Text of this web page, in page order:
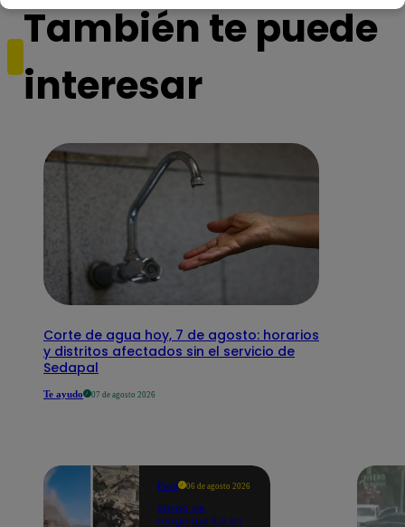
También te puede
interesar
Corte de agua hoy, 7 de agosto: horarios
y distritos afectados sin el servicio de
Sedapal
Te ayudo 07 de agosto 2026
Perú 06 de agosto 2026
Sismo de
magnitud 5.0 en